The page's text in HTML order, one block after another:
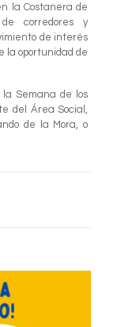
la Costanera de
corredores y
de interés
la oportunidad de
la Semana de los
del Área Social,
de la Mora, o